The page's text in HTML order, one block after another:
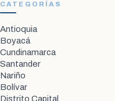
CATEGORÍAS
Antioquia
Boyacá
Cundinamarca
Santander
Nariño
Bolívar
Distrito Capital